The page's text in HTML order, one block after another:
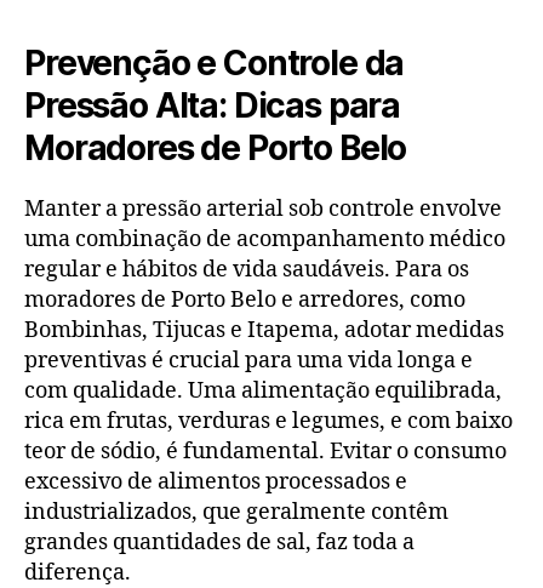
Prevenção e Controle da
Pressão Alta: Dicas para
Moradores de Porto Belo
Manter a pressão arterial sob controle envolve
uma combinação de acompanhamento médico
regular e hábitos de vida saudáveis. Para os
moradores de Porto Belo e arredores, como
Bombinhas, Tijucas e Itapema, adotar medidas
preventivas é crucial para uma vida longa e
com qualidade. Uma alimentação equilibrada,
rica em frutas, verduras e legumes, e com baixo
teor de sódio, é fundamental. Evitar o consumo
excessivo de alimentos processados e
industrializados, que geralmente contêm
grandes quantidades de sal, faz toda a
diferença.